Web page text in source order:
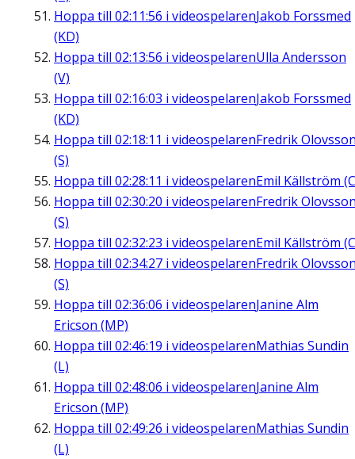
Hoppa till 02:11:56 i videospelarenJakob Forssmed
(KD)
Hoppa till 02:13:56 i videospelarenUlla Andersson
(V)
Hoppa till 02:16:03 i videospelarenJakob Forssmed
(KD)
Hoppa till 02:18:11 i videospelarenFredrik
(S)
Hoppa till 02:28:11 i videospelarenEmil Källström
Hoppa till 02:30:20 i videospelarenFredrik
(S)
Hoppa till 02:32:23 i videospelarenEmil Källström
Hoppa till 02:34:27 i videospelarenFredrik
(S)
Hoppa till 02:36:06 i videospelarenJanine Alm
Ericson (MP)
Hoppa till 02:46:19 i videospelarenMathias Sundin
(L)
Hoppa till 02:48:06 i videospelarenJanine Alm
Ericson (MP)
Hoppa till 02:49:26 i videospelarenMathias Sundin
(L)